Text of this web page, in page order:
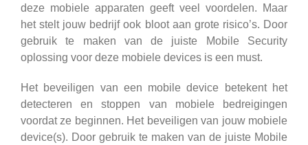
deze mobiele apparaten geeft veel voordelen. Maar
het stelt jouw bedrijf ook bloot aan grote risico’s. Door
gebruik te maken van de juiste Mobile Security
oplossing voor deze mobiele devices is een must.
Het beveiligen van een mobile device betekent het
detecteren en stoppen van mobiele bedreigingen
voordat ze beginnen. Het beveiligen van jouw mobiele
device(s). Door gebruik te maken van de juiste Mobile